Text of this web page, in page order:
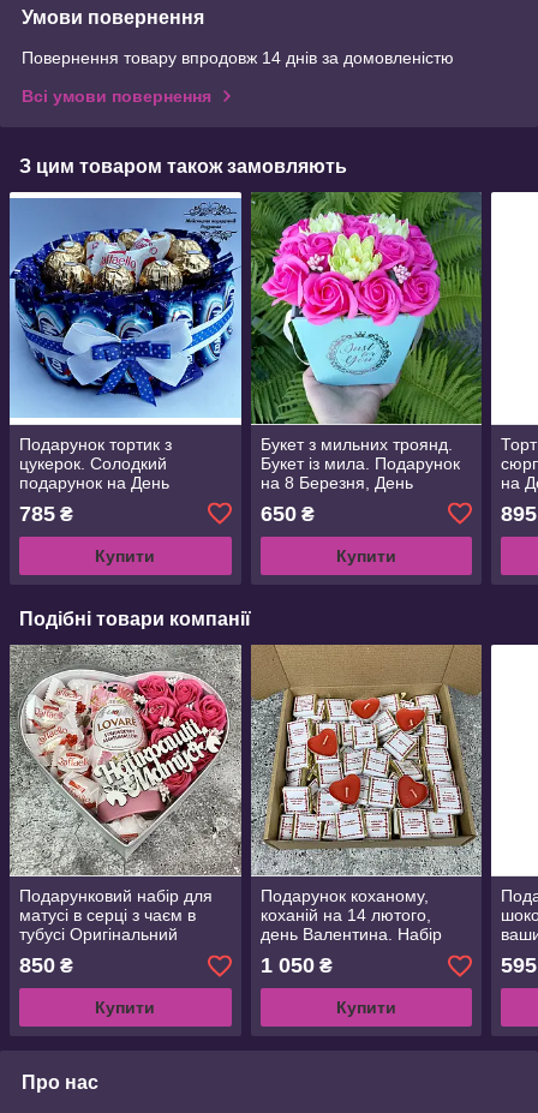
Умови повернення
Повернення товару впродовж 14 днів за домовленістю
Всі умови повернення
З цим товаром також замовляють
Подарунок тортик з
цукерок. Солодкий
подарунок на День
свято
785 ₴
Купити
Букет з мильних троянд.
Букет із мила. Подарунок
на 8 Березня, День
народження мамі , подрузі
650₴
Купити
на
895
Подібні товари компанії
Подарунковий набір для
матусі в серці з чаєм в
тубусі Оригінальний
подарунок для мами на
День народження, 8
Березня,День матері
850 ₴
Купити
Подарунок коханому,
коханій на 14 лютого,
день Валентина. Набір
шоколадок " 100 і одна
причина кохання "
1 050₴
Купити
30
595
Про нас